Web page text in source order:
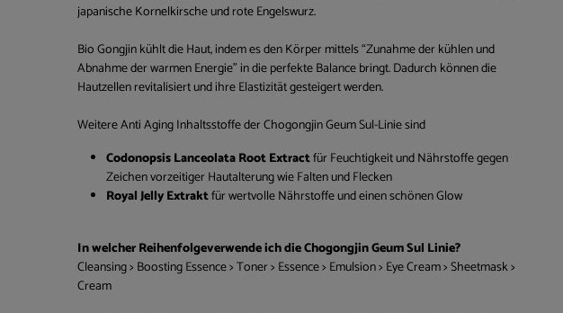
japanische Kornelkirsche und rote Engelswurz.
Bio Gongjin kühlt die Haut, indem es den Körper mittels “Zunahme der kühlen und
Abnahme der warmen Energie” in die perfekte Balance bringt. Dadurch können die
Hautzellen revitalisiert und ihre Elastizität gesteigert werden.
Weitere Anti Aging Inhaltsstoffe der Chogongjin Geum Sul-Linie sind
Codonopsis Lanceolata Root Extractfür Feuchtigkeit und Nährstoffe gegen
Zeichen vorzeitiger Hautalterung wie Falten und Flecken
Royal Jelly Extraktfür wertvolle Nährstoffe und einen schönen Glow
In welcher Reihenfolgeverwende ich die Chogongjin Geum Sul Linie?
Cleansing > Boosting Essence > Toner > Essence > Emulsion > Eye Cream > Sheetmask >
Cream